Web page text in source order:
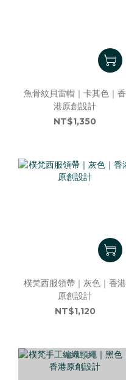
魚骨紋貝雷帽｜卡其色｜香
港原創設計
NT$1,350
樸梵西服領帶｜灰色｜香港
原創設計
NT$1,120